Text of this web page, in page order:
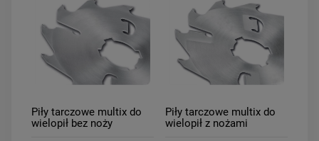
Piły tarczowe multix do
wielopił bez noży
Piły tarczowe multix do
wielopił z nożami